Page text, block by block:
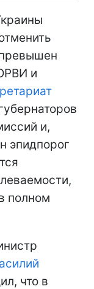
и
и,
эпидпорог
полном
что в